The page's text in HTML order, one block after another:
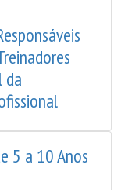
da
5 a 10 Anos